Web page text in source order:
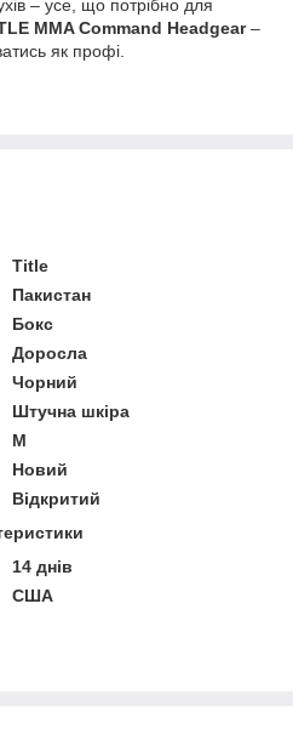
– усе, що потрібно для
MMA Command Headgear–
як профі.
Title
Пакистан
Бокс
Доросла
Чорний
Штучна шкіра
M
Новий
Відкритий
14 днів
США